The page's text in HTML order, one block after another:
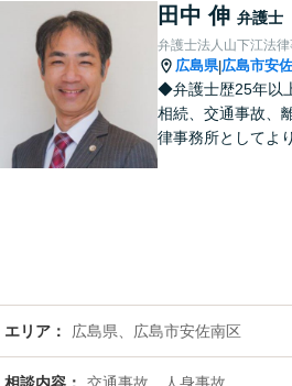
田中 伸 弁護士
弁護士法人山下江法
広島県|広島市安
◆弁護士歴25年以
相続、交通事故、
律事務所としてよ
エリア 広島県、広島市安佐南区